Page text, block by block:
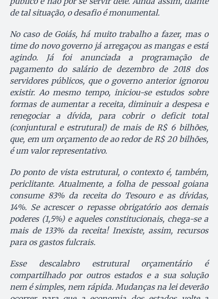
de tal situação, o desafio é monumental.
No caso de Goiás, há muito trabalho a fazer, mas o
time do novo governo já arregaçou as mangas e está
agindo. Já foi anunciada a programação de
pagamento do salário de dezembro de 2018 dos
servidores públicos, que o governo anterior ignorou
existir. Ao mesmo tempo, iniciou-se estudos sobre
formas de aumentar a receita, diminuir a despesa e
renegociar a dívida, para cobrir o deficit total
(conjuntural e estrutural) de mais de R$ 6 bilhões,
que, em um orçamento de ao redor de R$ 20 bilhões,
é um valor representativo.
Do ponto de vista estrutural, o contexto é, também,
periclitante. Atualmente, a folha de pessoal goiana
consume 83% da receita do Tesouro e as dívidas,
14%. Se acrescer o repasse obrigatório aos demais
poderes (1,5%) e aqueles constitucionais, chega-se a
mais de 133% da receita! Inexiste, assim, recursos
para os gastos fulcrais.
Esse descalabro estrutural orçamentário é
compartilhado por outros estados e a sua solução
nem é simples, nem rápida. Mudanças na lei deverão